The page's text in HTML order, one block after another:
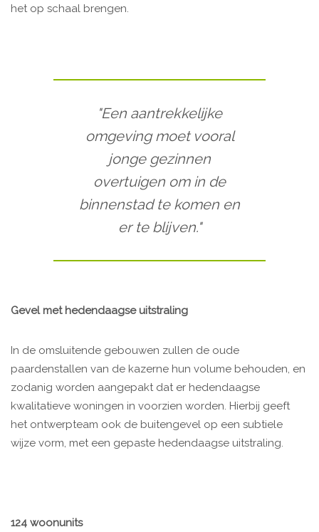
het op schaal brengen.
"Een aantrekkelijke
omgeving moet vooral
jonge gezinnen
overtuigen om in de
binnenstad te komen en
er te blijven."
Gevel met hedendaagse uitstraling
In de omsluitende gebouwen zullen de oude
paardenstallen van de kazerne hun volume behouden, en
zodanig worden aangepakt dat er hedendaagse
kwalitatieve woningen in voorzien worden. Hierbij geeft
het ontwerpteam ook de buitengevel op een subtiele
wijze vorm, met een gepaste hedendaagse uitstraling.
124 woonunits